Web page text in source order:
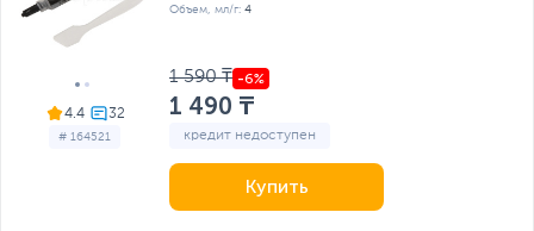
4.4
# 164521
Объем, мл/г: 4
1 590 ₸
1 490 ₸
кредит недоступен
Купить